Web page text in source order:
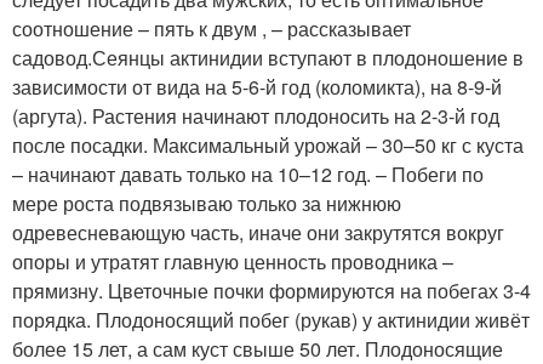
соотношение – пять к двум , – рассказывает
садовод.Сеянцы актинидии вступают в плодоношение в
зависимости от вида на 5-6-й год (коломикта), на 8-9-й
(аргута). Растения начинают плодоносить на 2-3-й год
после посадки. Максимальный урожай – 30–50 кг с куста
– начинают давать только на 10–12 год. – Побеги по
мере роста подвязываю только за нижнюю
одревесневающую часть, иначе они закрутятся вокруг
опоры и утратят главную ценность проводника –
прямизну. Цветочные почки формируются на побегах 3-4
порядка. Плодоносящий побег (рукав) у актинидии живёт
более 15 лет, а сам куст свыше 50 лет. Плодоносящие